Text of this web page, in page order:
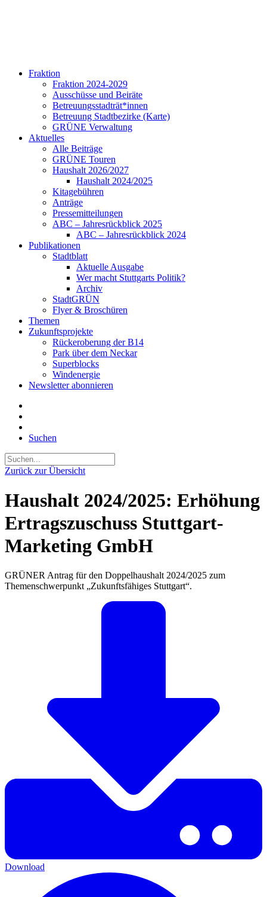
Fraktion
Fraktion 2024-2029
Ausschüsse und Beiräte
Betreuungsstadträt*innen
Betreuung Stadtbezirke (Karte)
GRÜNE Verwaltung
Aktuelles
Alle Beiträge
GRÜNE Touren
Haushalt 2026/2027
Haushalt 2024/2025
Kitagebühren
Anträge
Pressemitteilungen
ABC – Jahresrückblick 2025
ABC – Jahresrückblick 2024
Publikationen
Stadtblatt
Aktuelle Ausgabe
Wer macht Stuttgarts Politik?
Archiv
StadtGRÜN
Flyer & Broschüren
Themen
Zukunftsprojekte
Rückeroberung der B14
Park über dem Neckar
Superblocks
Windenergie
Newsletter abonnieren
Suchen
Zurück zur Übersicht
Haushalt 2024/2025: Erhöhung
Ertragszuschuss Stuttgart-
Marketing GmbH
GRÜNER Antrag für den Doppelhaushalt 2024/2025 zum
Themenschwerpunkt „Zukunftsfähiges Stuttgart“.
Download